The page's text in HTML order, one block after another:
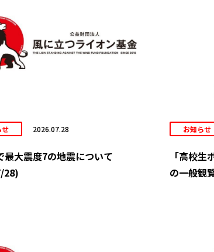
せ 2026.07.28
最大震度7の地震について
28)
お知らせ
「高校生
の一般観